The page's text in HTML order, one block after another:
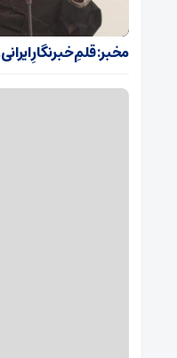
مخبر: قلمِ خبرنگارِ